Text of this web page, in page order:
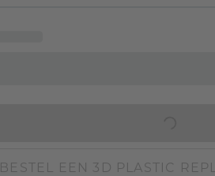
BESTEL EEN 3D PLASTIC